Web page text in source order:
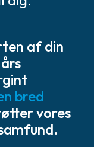
af ​​din
bred
vores